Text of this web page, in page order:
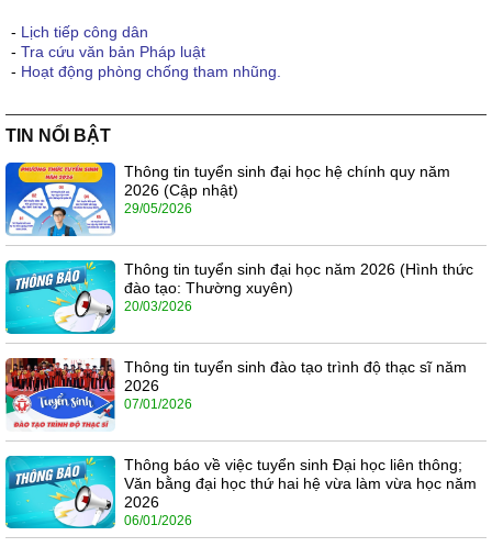
- Lịch tiếp công dân
- Tra cứu văn bản Pháp luật
- Hoạt động phòng chống tham nhũng.
TIN NỔI BẬT
Thông tin tuyển sinh đại học hệ chính quy năm
2026 (Cập nhật)
29/05/2026
Thông tin tuyển sinh đại học năm 2026 (Hình thức
đào tạo: Thường xuyên)
20/03/2026
Thông tin tuyển sinh đào tạo trình độ thạc sĩ năm
2026
07/01/2026
Thông báo về việc tuyển sinh Đại học liên thông;
Văn bằng đại học thứ hai hệ vừa làm vừa học năm
2026
06/01/2026